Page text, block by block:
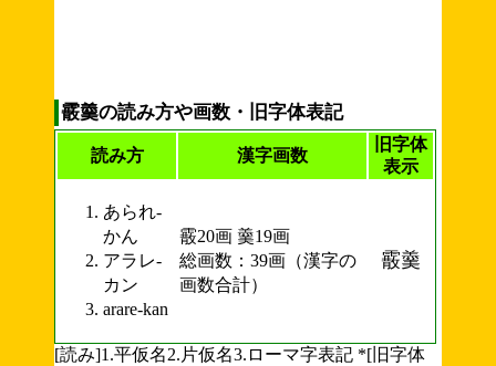
霰羹の読み方や画数・旧字体表記
読み方 漢字画数
旧字体
表示
あられ-
かん
アラレ-
カン
arare-kan
霰20画 羹19画
総画数：39画（漢字の
画数合計）
霰羹
[読み]1.平仮名2.片仮名3.ローマ字表記 *[旧字体